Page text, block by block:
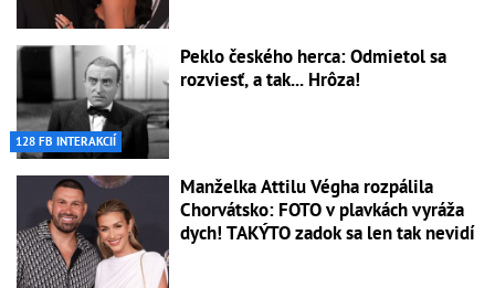
128 FB INTERAKCIÍ
Peklo českého herca: Odmietol sa
rozviesť, a tak... Hrôza!
Manželka Attilu Végha rozpálila
Chorvátsko: FOTO v plavkách vyráža
dych! TAKÝTO zadok sa len tak nevidí